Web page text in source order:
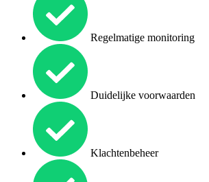
Regelmatige monitoring
Duidelijke voorwaarden
Klachtenbeheer